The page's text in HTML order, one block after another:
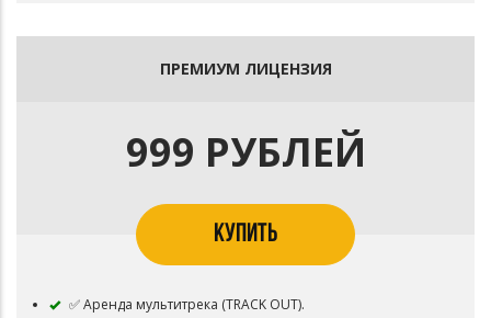
электронный адрес который был указан при покупке
обычно приходит текстовый файл с ссылкой на бит).
различные музыкальные площадки - Apple Music,
Яндекс.Музыка, VK Музыка, Spotify, Deezer, и т.д. Вы можете
снять видеоклип на записанную Песню. Возможность
✅ Бит остается в продаже.
⛔Запрещено перепродавать бит.
ПРЕМИУМ ЛИЦЕНЗИЯ
999 РУБЛЕЙ
КУПИТЬ
✅ Аренда мультитрека (TRACK OUT).